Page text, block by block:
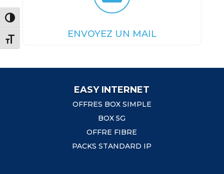
Passer en contraste élevé
Changer la taille de la police
ENVOYEZ UN MAIL
EASY INTERNET
OFFRES BOX SIMPLE
BOX 5G
OFFRE FIBRE
PACKS STANDARD IP